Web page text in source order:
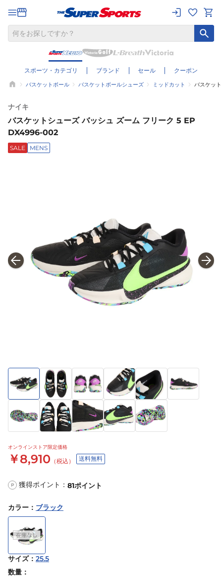
スポーツ・カテゴリ ブランド セール クーポン
バスケットボール バスケットボールシューズ ミッドカット バスケッ
ナイキ
バスケットシューズ バッシュ ズーム フリーク 5 EP
DX4996-002
SALE MENS
オンラインストア限定価格
￥8,910 （税込） 送料無料
P 獲得ポイント： 81ポイント
カラー ： ブラック
サイズ： 25.5
数量：